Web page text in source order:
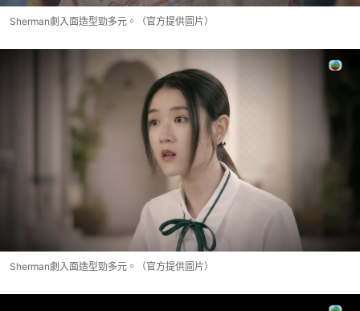
Sherman劇入面造型勁多元。（官方提供圖片）
Sherman劇入面造型勁多元。（官方提供圖片）